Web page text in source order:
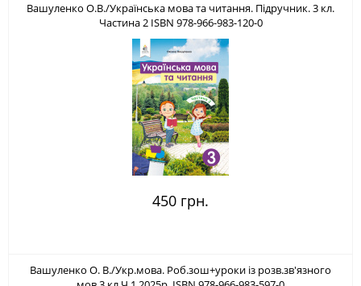
Вашуленко О.В./Українська мова та читання. Підручник. 3 кл.
Частина 2 ISBN 978-966-983-120-0
450 грн.
Вашуленко О. В./Укр.мова. Роб.зош+уроки із розв.зв'язного